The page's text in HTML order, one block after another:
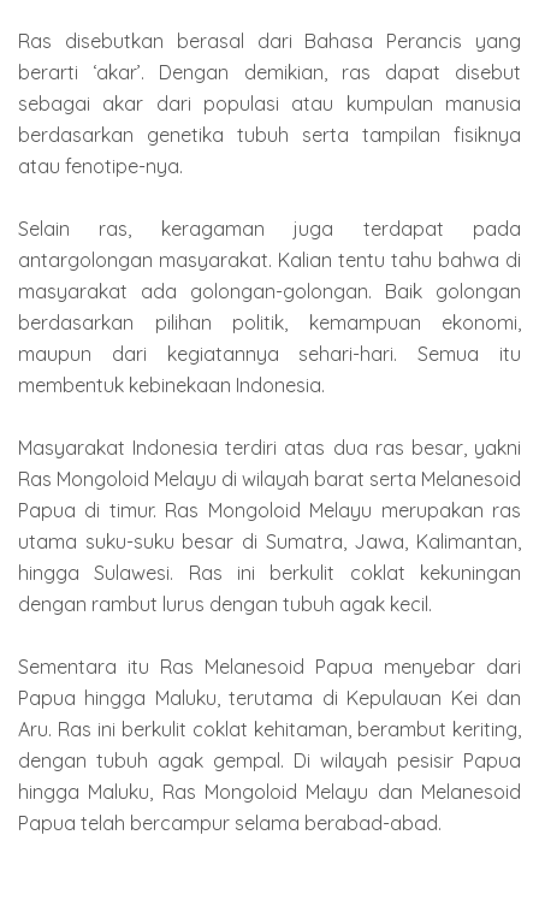
Ras disebutkan berasal dari Bahasa Perancis yang
berarti ‘akar’. Dengan demikian, ras dapat disebut
sebagai akar dari populasi atau kumpulan manusia
berdasarkan genetika tubuh serta tampilan fisiknya
atau fenotipe-nya.
Selain ras, keragaman juga terdapat pada
antargolongan masyarakat. Kalian tentu tahu bahwa di
masyarakat ada golongan-golongan. Baik golongan
berdasarkan pilihan politik, kemampuan ekonomi,
maupun dari kegiatannya sehari-hari. Semua itu
membentuk kebinekaan Indonesia.
Masyarakat Indonesia terdiri atas dua ras besar, yakni
Ras Mongoloid Melayu di wilayah barat serta Melanesoid
Papua di timur. Ras Mongoloid Melayu merupakan ras
utama suku-suku besar di Sumatra, Jawa, Kalimantan,
hingga Sulawesi. Ras ini berkulit coklat kekuningan
dengan rambut lurus dengan tubuh agak kecil.
Sementara itu Ras Melanesoid Papua menyebar dari
Papua hingga Maluku, terutama di Kepulauan Kei dan
Aru. Ras ini berkulit coklat kehitaman, berambut keriting,
dengan tubuh agak gempal. Di wilayah pesisir Papua
hingga Maluku, Ras Mongoloid Melayu dan Melanesoid
Papua telah bercampur selama berabad-abad.